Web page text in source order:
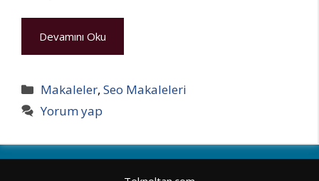
Devamını Oku
Kategoriler
Makaleler,Seo Makaleleri
Yorum yap